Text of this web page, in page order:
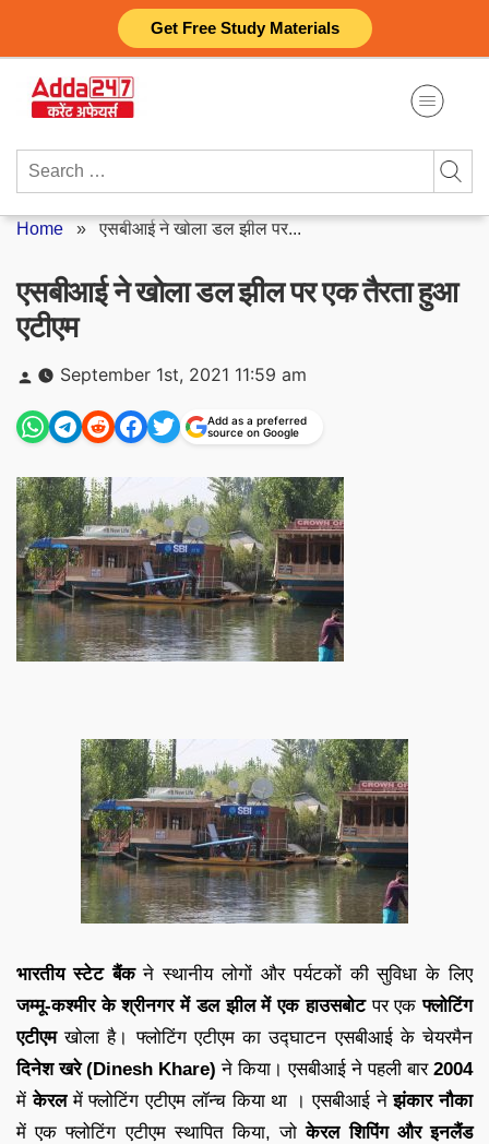
Get Free Study Materials
content
Search
Home »एसबीआई ने खोला डल झील पर...
एसबीआई ने खोला डल झील पर एक तैरता हुआ
एटीएम
Posted
by
September 1st, 2021 11:59 am
Add as a preferred
source on Google
भारतीय स्टेट बैंकने स्थानीय लोगों और पर्यटकों की सुविधा के लिए
जम्मू-कश्मीर के श्रीनगर में डल झील में एक हाउसबोटपर एकफ्लोटिंग
एटीएमखोला है। फ्लोटिंग एटीएम का उद्घाटन एसबीआई के चेयरमैन
दिनेश खरे (Dinesh Khare)ने किया। एसबीआई ने पहली बार 2004
मेंकेरलमें फ्लोटिंग एटीएम लॉन्च किया था । एसबीआई नेझंकार नौका
में एक फ्लोटिंग एटीएम स्थापित किया, जोकेरल शिपिंग और इनलैंड